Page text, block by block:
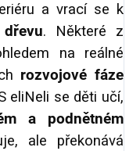
a vrací se k
. Některé z
na reálné
rozvojové fáze
eliNeli se děti učí,
a podnětném
ale překonává